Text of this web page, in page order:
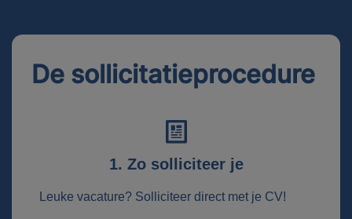
De sollicitatieprocedure
1. Zo solliciteer je
Leuke vacature? Solliciteer direct met je CV!